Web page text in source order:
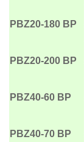
PBZ20-180 BP
PBZ20-200 BP
PBZ40-60 BP
PBZ40-70 BP